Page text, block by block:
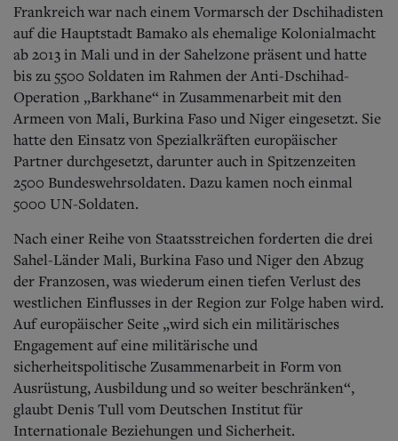
Mediadaten
Kontakt
Impressum
Datenschutz
Frankreich war nach einem Vormarsch der Dschihadisten
auf die Hauptstadt Bamako als ehemalige Kolonialmacht
ab 2013 in Mali und in der Sahelzone präsent und hatte
bis zu 5500 Soldaten im Rahmen der Anti-Dschihad-
Operation „Bar­khane“ in Zusammenarbeit mit den
Armeen von Mali, Burkina Faso und Niger eingesetzt. Sie
hatte den Einsatz von Spezialkräften europäischer
Partner durchgesetzt, darunter auch in Spitzenzeiten
2500 Bundeswehrsoldaten. Dazu kamen noch einmal
5000 UN-Soldaten.
Nach einer Reihe von Staatsstreichen forderten die drei
Sahel-Länder Mali, Burkina Faso und Niger den Abzug
der Franzosen, was wiederum einen tiefen Verlust des
westlichen Einflusses in der Region zur Folge haben wird.
Auf europäischer Seite „wird sich ein militärisches
Engagement auf eine militärische und
sicherheitspolitische Zusammenarbeit in Form von
Ausrüstung, Ausbildung und so weiter beschränken“,
glaubt Denis Tull vom Deutschen Institut für
Internationale Beziehungen und Sicherheit.